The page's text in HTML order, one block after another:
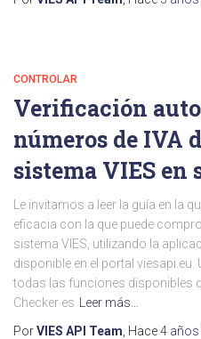
CONTROLAR
Verificación
números de IVA
sistema VIES en
Le invitamos a leer la guía en la
eficacia con la que puede
sistema VIES, utilizando la
disponible en el portal
todas las funciones disponibles
Checker es Leer más…
PorVIES API Team , Hace4 años